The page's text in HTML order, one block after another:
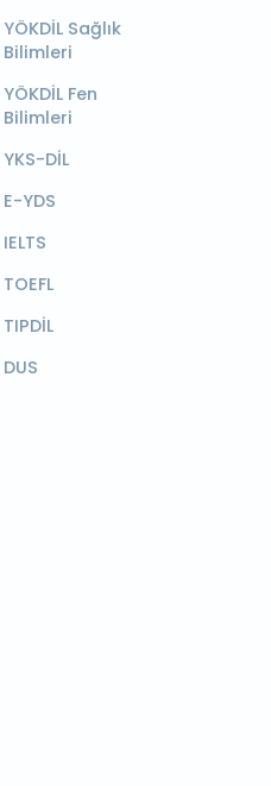
YÖKDİL Sağlık
Bilimleri
YÖKDİL Fen
Bilimleri
YKS-DİL
E-YDS
IELTS
TOEFL
TIPDİL
DUS